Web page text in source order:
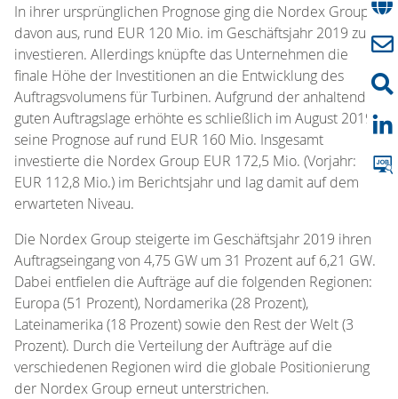
In ihrer ursprünglichen Prognose ging die Nordex Group
davon aus, rund EUR 120 Mio. im Geschäftsjahr 2019 zu
investieren. Allerdings knüpfte das Unternehmen die
finale Höhe der Investitionen an die Entwicklung des
Auftragsvolumens für Turbinen. Aufgrund der anhaltend
guten Auftragslage erhöhte es schließlich im August 2019
seine Prognose auf rund EUR 160 Mio. Insgesamt
investierte die Nordex Group EUR 172,5 Mio. (Vorjahr:
EUR 112,8 Mio.) im Berichtsjahr und lag damit auf dem
erwarteten Niveau.
Die Nordex Group steigerte im Geschäftsjahr 2019 ihren
Auftragseingang von 4,75 GW um 31 Prozent auf 6,21 GW.
Dabei entfielen die Aufträge auf die folgenden Regionen:
Europa (51 Prozent), Nordamerika (28 Prozent),
Lateinamerika (18 Prozent) sowie den Rest der Welt (3
Prozent). Durch die Verteilung der Aufträge auf die
verschiedenen Regionen wird die globale Positionierung
der Nordex Group erneut unterstrichen.